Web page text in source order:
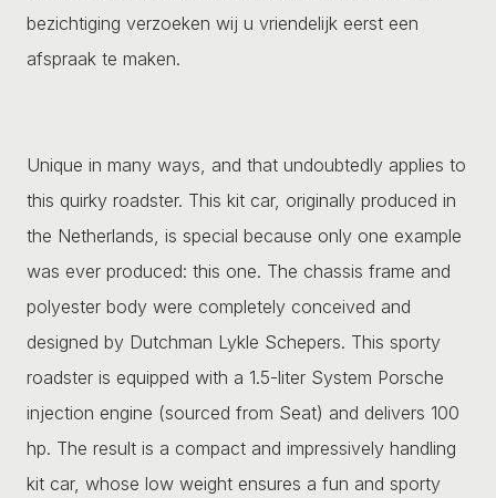
bezichtiging verzoeken wij u vriendelijk eerst een
afspraak te maken.
Unique in many ways, and that undoubtedly applies to
this quirky roadster. This kit car, originally produced in
the Netherlands, is special because only one example
was ever produced: this one. The chassis frame and
polyester body were completely conceived and
designed by Dutchman Lykle Schepers. This sporty
roadster is equipped with a 1.5-liter System Porsche
injection engine (sourced from Seat) and delivers 100
hp. The result is a compact and impressively handling
kit car, whose low weight ensures a fun and sporty